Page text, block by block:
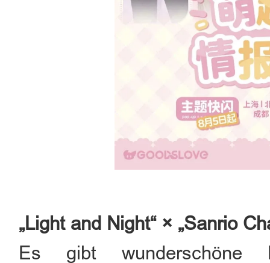
„Light and Night“ × „Sanrio
Es gibt wunderschöne